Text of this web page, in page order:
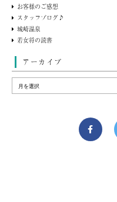
お客様のご感想
スタッフブログ♪
城崎温泉
若女将の読書
アーカイブ